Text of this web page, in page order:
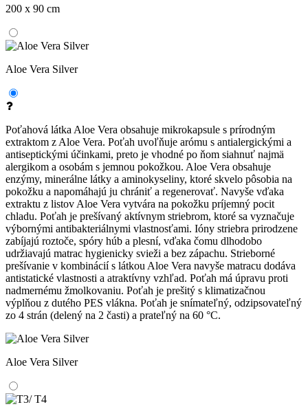
200 x 90 cm
Aloe Vera Silver
Poťahová látka Aloe Vera obsahuje mikrokapsule s prírodným
extraktom z Aloe Vera. Poťah uvoľňuje arómu s antialergickými a
antiseptickými účinkami, preto je vhodné po ňom siahnuť najmä
alergikom a osobám s jemnou pokožkou. Aloe Vera obsahuje
enzýmy, minerálne látky a aminokyseliny, ktoré skvelo pôsobia na
pokožku a napomáhajú ju chrániť a regenerovať. Navyše vďaka
extraktu z listov Aloe Vera vytvára na pokožku príjemný pocit
chladu. Poťah je prešívaný aktívnym striebrom, ktoré sa vyznačuje
výbornými antibakteriálnymi vlastnosťami. Ióny striebra prirodzene
zabíjajú roztoče, spóry húb a plesní, vďaka čomu dlhodobo
udržiavajú matrac hygienicky svieži a bez zápachu. Strieborné
prešívanie v kombinácií s látkou Aloe Vera navyše matracu dodáva
antistatické vlastnosti a atraktívny vzhľad. Poťah má úpravu proti
nadmernému žmolkovaniu. Poťah je prešitý s klimatizačnou
výplňou z dutého PES vlákna. Poťah je snímateľný, odzipsovateľný
zo 4 strán (delený na 2 časti) a prateľný na 60 °C.
Aloe Vera Silver